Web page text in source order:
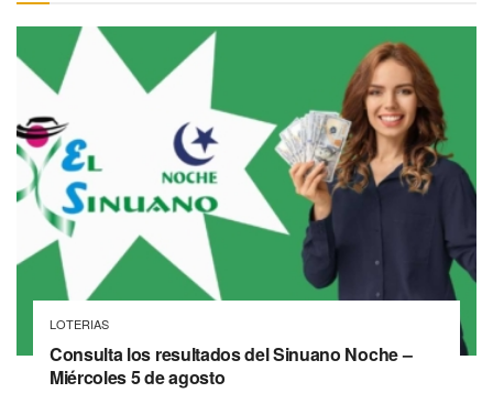
LOTERIAS
Consulta los resultados del Sinuano Noche –
Miércoles 5 de agosto